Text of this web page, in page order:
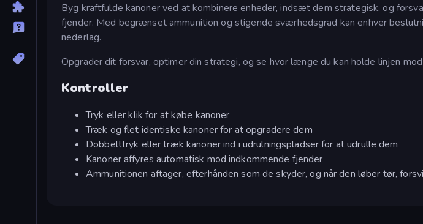
Byg kraftfulde kanoner ved at kombinere enheder, indsæt dem strategisk, og
fjender. Med begrænset ammunition og stigende sværhedsgrad kan enhver
nederlag.
Opgrader dit forsvar, optimer din strategi, og se hvor længe du kan holde linjen
Kontroller
Tryk eller klik for at købe kanoner
Træk og flet identiske kanoner for at opgradere dem
Dobbelttryk eller træk kanoner ind i udrulningspladser for at udrulle dem
Kanoner affyres automatisk mod indkommende fjender
Ammunitionen aftager, efterhånden som de skyder, og når den løber tør,